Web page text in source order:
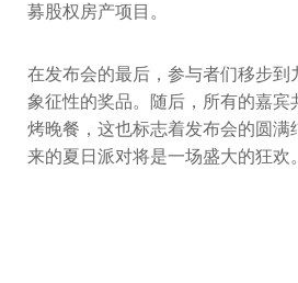
募股权房产项目。
在发布会的最后，参与者们移步到
象征性的奖品。随后，所有的嘉宾
烤晚餐，这也标志着发布会的圆满
来的夏日派对将是一场盛大的狂欢。